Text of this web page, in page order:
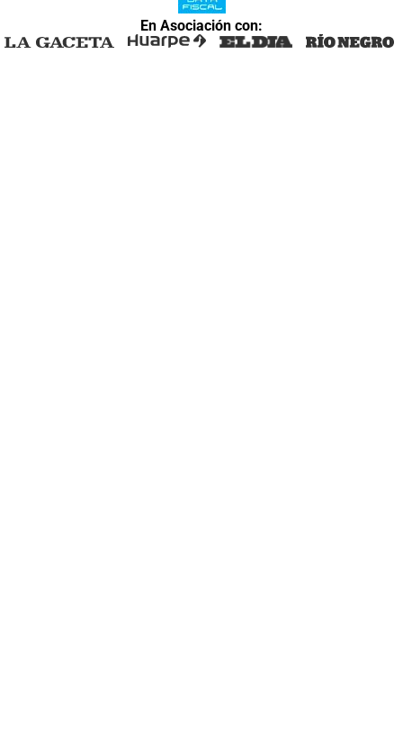
En Asociación con: